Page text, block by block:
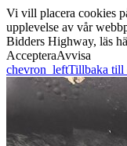
Vi vill placera cookies
upplevelse av vår
Bidders Highway, läs
AccepteraAvvisa
chevron_leftTillbaka till